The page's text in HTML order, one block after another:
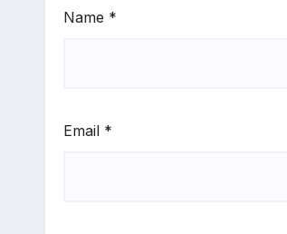
Name *
Email *